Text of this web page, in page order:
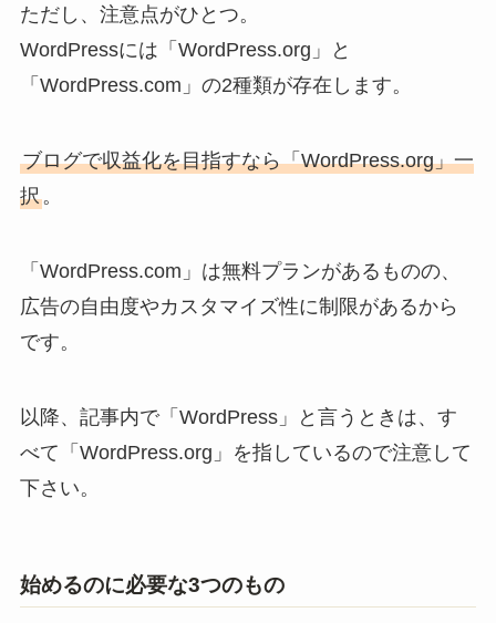
ただし、注意点がひとつ。
WordPressには「WordPress.org」と
「WordPress.com」の2種類が存在します。
ブログで収益化を目指すなら「WordPress.org」一
択。
「WordPress.com」は無料プランがあるものの、
広告の自由度やカスタマイズ性に制限があるから
です。
以降、記事内で「WordPress」と言うときは、す
べて「WordPress.org」を指しているので注意して
下さい。
始めるのに必要な3つのもの